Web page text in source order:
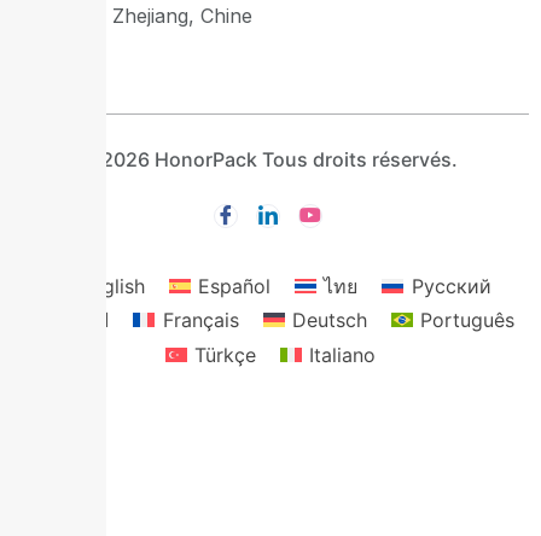
Wenzhou, Zhejiang, Chine
©2026 HonorPack Tous droits réservés.
English Español ไทย
Русский
العربية
Français Deutsch
Português
Türkçe
Italiano